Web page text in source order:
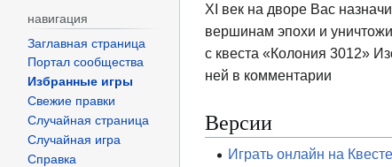
XI век на дворе Вас
вершинам эпохи и
с квеста «Колония 3012»
ней в комментарии
Версии
Играть онлайн на
навигация
Заглавная страница
Портал сообщества
Избранные игры
Свежие правки
Случайная страница
Случайная игра
Справка